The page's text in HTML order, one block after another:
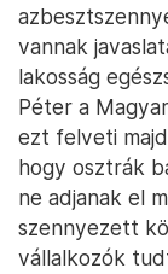
vannak
lakosság
Péter a
ezt felveti
hogy osztrák
ne adjanak el
szennyezett
vállalkozók